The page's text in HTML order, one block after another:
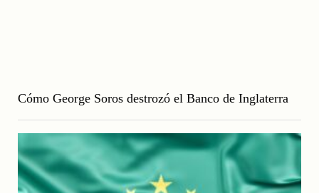
Cómo George Soros destrozó el Banco de Inglaterra